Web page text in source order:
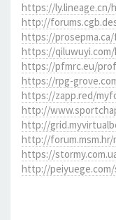
https://ly.lineage.cn/
http://
https://prosepma.ca/
https://qiluwuyi.com/
https://pfmrc.eu/
https://rpg-
https://zapp.red/
http://
http://
http://forum.msm.hr/
https://
http://peiyuege.com/